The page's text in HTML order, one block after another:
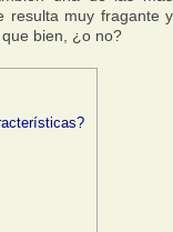
resulta muy fragante y
bien, ¿o no?